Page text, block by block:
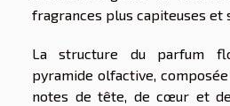
fragrances plus capiteuses et
La structure du parfum
pyramide olfactive,
notes de tête, de cœur et